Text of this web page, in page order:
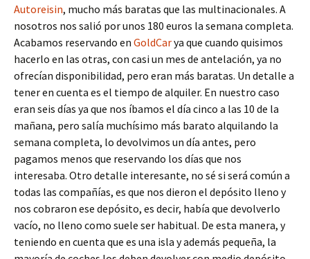
Autoreisin, mucho más baratas que las multinacionales. A
nosotros nos salió por unos 180 euros la semana completa.
Acabamos reservando en GoldCarya que cuando quisimos
hacerlo en las otras, con casi un mes de antelación, ya no
ofrecían disponibilidad, pero eran más baratas. Un detalle a
tener en cuenta es el tiempo de alquiler. En nuestro caso
eran seis días ya que nos íbamos el día cinco a las 10 de la
mañana, pero salía muchísimo más barato alquilando la
semana completa, lo devolvimos un día antes, pero
pagamos menos que reservando los días que nos
interesaba. Otro detalle interesante, no sé si será común a
todas las compañías, es que nos dieron el depósito lleno y
nos cobraron ese depósito, es decir, había que devolverlo
vacío, no lleno como suele ser habitual. De esta manera, y
teniendo en cuenta que es una isla y además pequeña, la